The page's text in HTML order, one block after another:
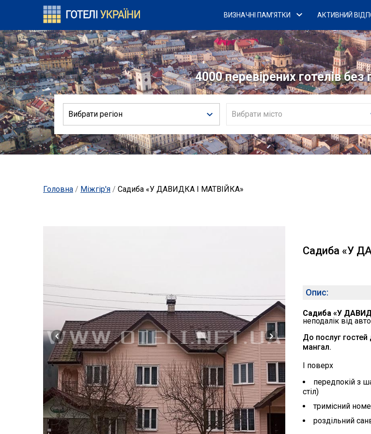
ВИЗНАЧНІ ПАМ'ЯТКИ АКТИВНИЙ
4000 перевірених готелів без
Вибрати регіон Вибрати місто
Головна / Міжгір'я / Садиба «У ДАВИДКА І МАТВІЙКА»
Садиба «У
Опис:
Садиба «У
неподалік від
До послуг
мангал.
I поверх
передпокій з
стіл)
тримісний
роздільний